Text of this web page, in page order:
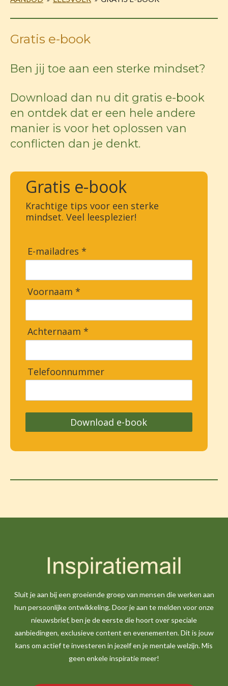
Gratis e-book
Ben jij toe aan een sterke mindset?
Download dan nu dit gratis e-book
en ontdek dat er een hele andere
manier is voor het oplossen van
conflicten dan je denkt.
Gratis e-book
Krachtige tips voor een sterke
mindset. Veel leesplezier!
E-mailadres *
Voornaam *
Achternaam *
Telefoonnummer
Download e-book
Sluit je aan bij een groeiende groep van mensen die werken aan
hun persoonlijke ontwikkeling. Door je aan te melden voor onze
nieuwsbrief, ben je de eerste die hoort over speciale
aanbiedingen, exclusieve content en evenementen. Dit is jouw
kans om actief te investeren in jezelf en je mentale welzijn. Mis
geen enkele inspiratie meer!